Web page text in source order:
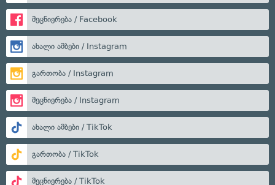
მეცნიერება / Facebook
ახალი ამბები / Instagram
გართობა / Instagram
მეცნიერება / Instagram
ახალი ამბები / TikTok
გართობა / TikTok
მეცნიერება / TikTok